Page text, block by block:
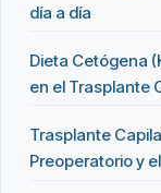
día a día
Dieta Cetógena
en el Trasplante
Trasplante
Preoperatorio y